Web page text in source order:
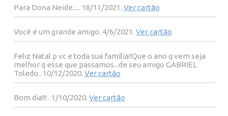
Para Dona Neide..... 18/11/2021. Ver cartão
Você é um grande amigo. 4/6/2021. Ver cartão
Feliz Natal p vc e toda sua família!!Que o ano q vem seja
melhor q esse que passamos...de seu amigo GABRIEL
Toledo.. 10/12/2020. Ver cartão
Bom dia!!! . 1/10/2020. Ver cartão